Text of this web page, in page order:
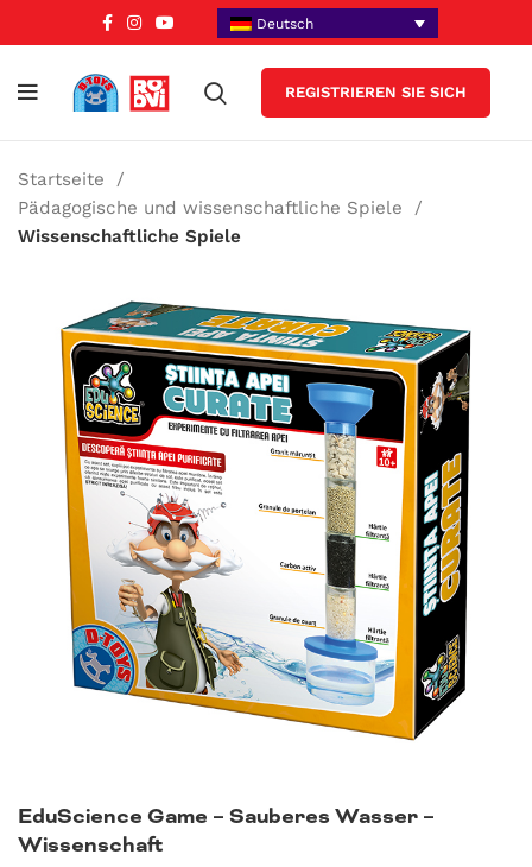
Deutsch
REGISTRIEREN SIE SICH
Startseite
Pädagogische und wissenschaftliche Spiele
Wissenschaftliche Spiele
EduScience Game – Sauberes Wasser –
Wissenschaft